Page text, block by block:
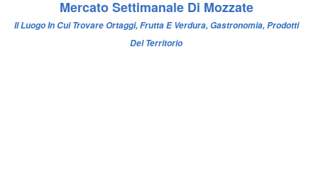
Mercato Settimanale Di Mozzate
Il Luogo In Cui Trovare Ortaggi, Frutta E Verdura, Gastronomia, Prodotti
Del Territorio